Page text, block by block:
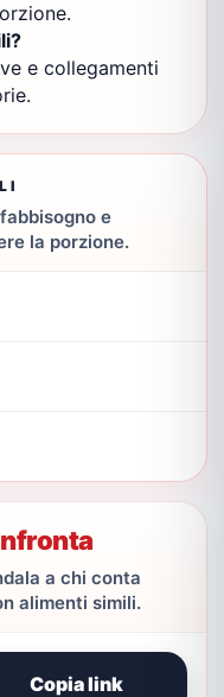
e collegamenti
e
la porzione.
a chi conta
alimenti simili.
Copia link